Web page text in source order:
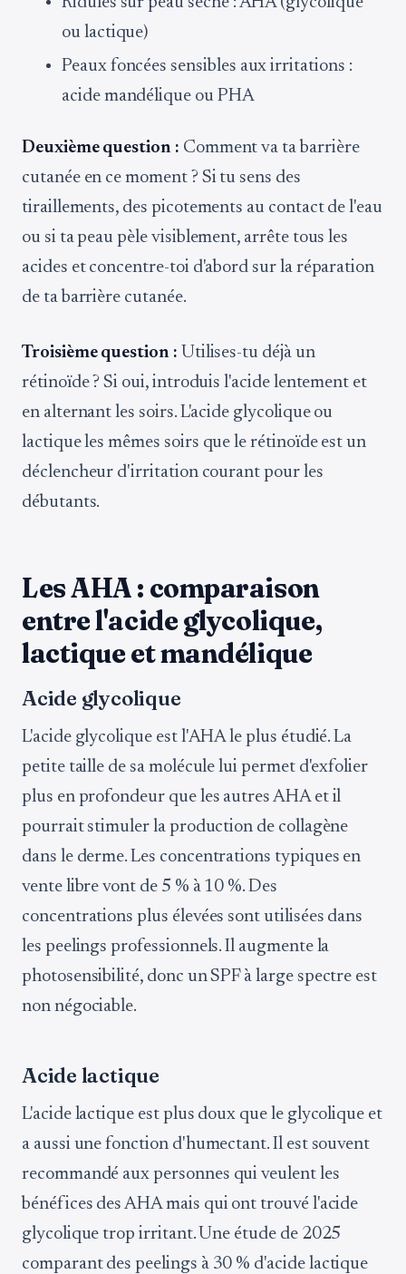
ou lactique)
Peaux foncées sensibles aux irritations :
acide mandélique ou PHA
Deuxième question : Comment va ta barrière
cutanée en ce moment ? Si tu sens des
tiraillements, des picotements au contact de l'eau
ou si ta peau pèle visiblement, arrête tous les
acides et concentre-toi d'abord sur la réparation
de ta barrière cutanée.
Troisième question : Utilises-tu déjà un
rétinoïde ? Si oui, introduis l'acide lentement et
en alternant les soirs. L'acide glycolique ou
lactique les mêmes soirs que le rétinoïde est un
déclencheur d'irritation courant pour les
débutants.
Les AHA : comparaison
entre l'acide glycolique,
lactique et mandélique
Acide glycolique
L'acide glycolique est l'AHA le plus étudié. La
petite taille de sa molécule lui permet d'exfolier
plus en profondeur que les autres AHA et il
pourrait stimuler la production de collagène
dans le derme. Les concentrations typiques en
vente libre vont de 5 % à 10 %. Des
concentrations plus élevées sont utilisées dans
les peelings professionnels. Il augmente la
photosensibilité, donc un SPF à large spectre est
non négociable.
Acide lactique
L'acide lactique est plus doux que le glycolique et
a aussi une fonction d'humectant. Il est souvent
recommandé aux personnes qui veulent les
bénéfices des AHA mais qui ont trouvé l'acide
glycolique trop irritant. Une étude de 2025
comparant des peelings à 30 % d'acide lactique